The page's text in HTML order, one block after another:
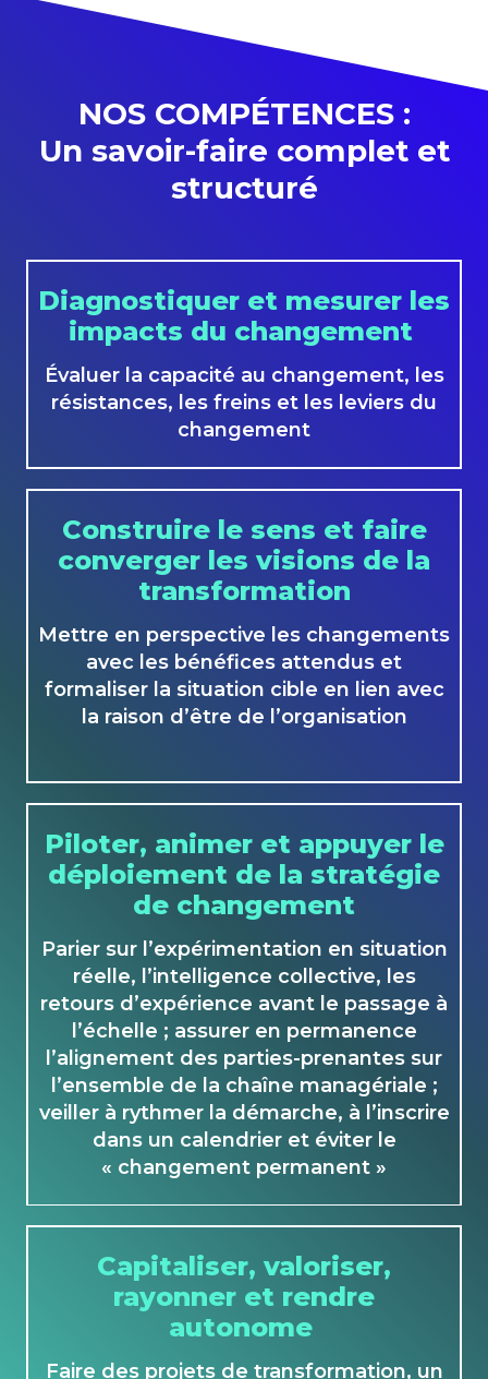
NOS COMPÉTENCES :
Un savoir-faire complet et
structuré
Diagnostiquer et mesurer les
impacts du changement
Évaluer la capacité au changement, les
résistances, les freins et les leviers du
changement
Construire le sens et faire
converger les visions de la
transformation
Mettre en perspective les changements
avec les bénéfices attendus et
formaliser la situation cible en lien avec
la raison d’être de l’organisation
Piloter, animer et appuyer le
déploiement de la stratégie
de changement
Parier sur l’expérimentation en situation
réelle, l’intelligence collective, les
retours d’expérience avant le passage à
l’échelle ; assurer en permanence
l’alignement des parties-prenantes sur
l’ensemble de la chaîne managériale ;
veiller à rythmer la démarche, à l’inscrire
dans un calendrier et éviter le
« changement permanent »
Capitaliser, valoriser,
rayonner et rendre
autonome
Faire des projets de transformation, un